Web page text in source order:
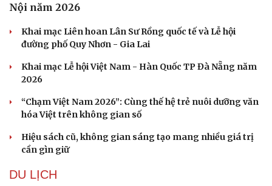
Nội năm 2026
Khai mạc Liên hoan Lân Sư Rồng quốc tế và Lễ hội
đường phố Quy Nhơn - Gia Lai
Khai mạc Lễ hội Việt Nam - Hàn Quốc TP Đà Nẵng năm
2026
“Chạm Việt Nam 2026”: Cùng thế hệ trẻ nuôi dưỡng văn
hóa Việt trên không gian số
Hiệu sách cũ, không gian sáng tạo mang nhiều giá trị
cần gìn giữ
DU LỊCH